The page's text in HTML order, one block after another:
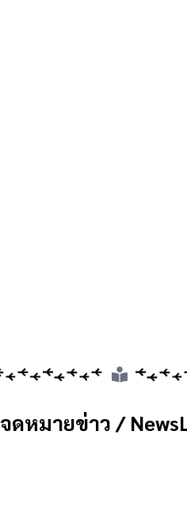
จดหมายข่าว /